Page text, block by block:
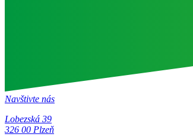
Navštivte nás
Lobezská 39
326 00 Plzeň